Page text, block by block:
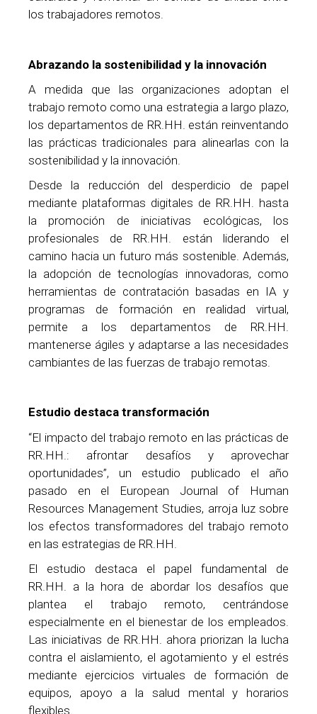
los trabajadores remotos.
Abrazando la sostenibilidad y la innovación
A medida que las organizaciones adoptan el
trabajo remoto como una estrategia a largo plazo,
los departamentos de RR.HH. están reinventando
las prácticas tradicionales para alinearlas con la
sostenibilidad y la innovación.
Desde la reducción del desperdicio de papel
mediante plataformas digitales de RR.HH. hasta
la promoción de iniciativas ecológicas, los
profesionales de RR.HH. están liderando el
camino hacia un futuro más sostenible. Además,
la adopción de tecnologías innovadoras, como
herramientas de contratación basadas en IA y
programas de formación en realidad virtual,
permite a los departamentos de RR.HH.
mantenerse ágiles y adaptarse a las necesidades
cambiantes de las fuerzas de trabajo remotas.
Estudio destaca transformación
“El impacto del trabajo remoto en las prácticas de
RR.HH.: afrontar desafíos y aprovechar
oportunidades”, un estudio publicado el año
pasado en el European Journal of Human
Resources Management Studies, arroja luz sobre
los efectos transformadores del trabajo remoto
en las estrategias de RR.HH.
El estudio destaca el papel fundamental de
RR.HH. a la hora de abordar los desafíos que
plantea el trabajo remoto, centrándose
especialmente en el bienestar de los empleados.
Las iniciativas de RR.HH. ahora priorizan la lucha
contra el aislamiento, el agotamiento y el estrés
mediante ejercicios virtuales de formación de
equipos, apoyo a la salud mental y horarios
flexibles.